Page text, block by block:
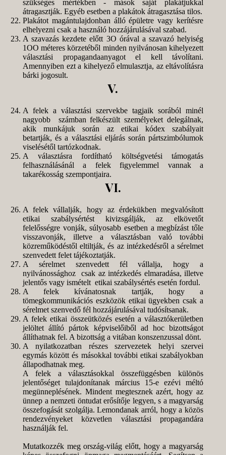
szükséges mértékben - mások saját plakátjukkal
átragasztják. Egyéb esetben a plakátok átragasztása tilos.
Plakátot magántulajdonban álló épületre vagy kerítésre
elhelyezni csak a használó hozzájárulásával szabad.
A szavazás kezdete előtt 3O órával a szavazó helyiség
1OO méteres körzetéből minden nyilvánosan kihelyezett
választási propagandaanyagot el kell távolítani.
Amennyiben ezt a kihelyező elmulasztja, az eltávolításra
bárki jogosult.
V.
A felek a választási szervekbe tagjaik sorából minél
nagyobb számban felkészült személyeket delegálnak,
akik munkájuk során az etikai kódex szabályait
betartják, és a választási eljárás során pártszimbólumok
viselésétől tartózkodnak.
A választásra fordítható költségvetési támogatás
felhasználásánál a felek figyelemmel vannak a
takarékosság szempontjaira.
VI.
A felek vállalják, hogy az érdekükben megvalósított
etikai szabálysértést kivizsgálják, az elkövetőt
felelősségre vonják, súlyosabb esetben a megbízást tőle
visszavonják, illetve a választásban való további
közreműködéstől eltiltják, és az intézkedésről a sérelmet
szenvedett felet tájékoztatják.
A sérelmet szenvedett fél vállalja, hogy a
nyilvánossághoz csak az intézkedés elmaradása, illetve
jelentős vagy ismételt etikai szabálysértés esetén fordul.
A felek kívánatosnak tartják, hogy a
tömegkommunikációs eszközök etikai ügyekben csak a
sérelmet szenvedő fél hozzájárulásával tudósítsanak.
A felek etikai összeütközés esetén a választókerületben
jelöltet állító pártok képviselőiből ad hoc bizottságot
állíthatnak fel. A bizottság a vitában konszenzussal dönt.
A nyilatkozatban részes szervezetek helyi szervei
egymás között és másokkal további etikai szabályokban
állapodhatnak meg.
A felek a választásokkal összefüggésben különös
jelentőséget tulajdonítanak március 15-e ezévi méltó
megünneplésének. Mindent megtesznek azért, hogy az
ünnep a nemzeti öntudat erősítője legyen, s a magyarság
összefogását szolgálja. Lemondanak arról, hogy a közös
rendezvényeket közvetlen választási propagandára
használják fel.
Mutatkozzék meg ország-világ előtt, hogy a magyarság